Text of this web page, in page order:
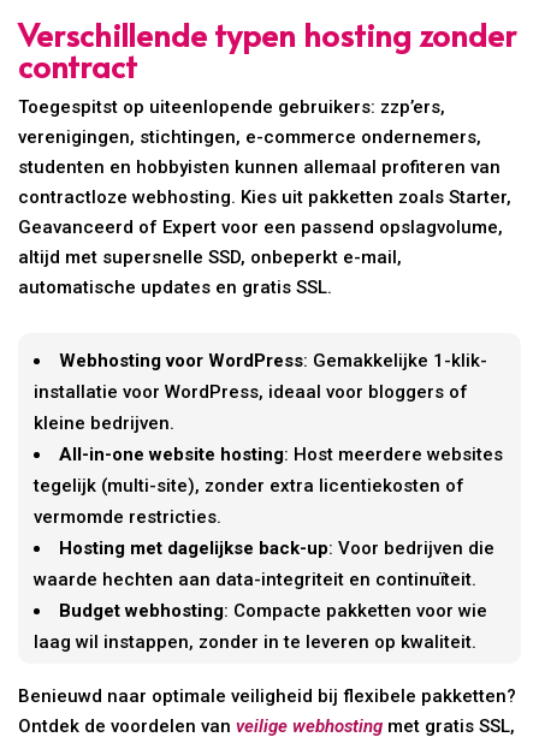
Verschillende typen hosting zonder
contract
Toegespitst op uiteenlopende gebruikers: zzp’ers,
verenigingen, stichtingen, e-commerce ondernemers,
studenten en hobbyisten kunnen allemaal profiteren van
contractloze webhosting. Kies uit pakketten zoals Starter,
Geavanceerd of Expert voor een passend opslagvolume,
altijd met supersnelle SSD, onbeperkt e-mail,
automatische updates en gratis SSL.
Webhosting voor WordPress: Gemakkelijke 1-klik-
installatie voor WordPress, ideaal voor bloggers of
kleine bedrijven.
All-in-one website hosting: Host meerdere websites
tegelijk (multi-site), zonder extra licentiekosten of
vermomde restricties.
Hosting met dagelijkse back-up: Voor bedrijven die
waarde hechten aan data-integriteit en continuïteit.
Budget webhosting: Compacte pakketten voor wie
laag wil instappen, zonder in te leveren op kwaliteit.
Benieuwd naar optimale veiligheid bij flexibele pakketten?
Ontdek de voordelen vanveilige webhosting met gratis SSL,